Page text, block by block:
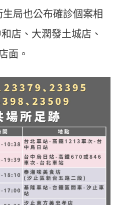
局也公布確診個案相
店、大潤發土城店、
面。